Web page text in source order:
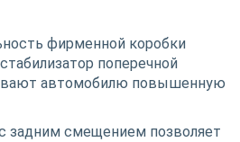
фирменной коробки
поперечной
автомобилю повышенную
задним смещением позволяет